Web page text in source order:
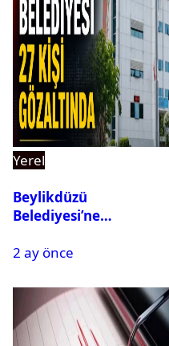
Yerel
Beylikdüzü
Belediyesi’ne
Gözaltına Alındı
2 ay önce